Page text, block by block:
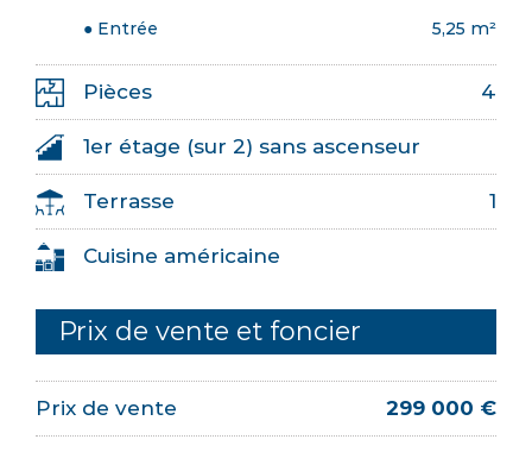
● Entrée
5,25 m²
Pièces 4
1er étage (sur 2) sans ascenseur
Terrasse 1
Cuisine américaine
Prix de vente et foncier
Prix de vente 299 000 €